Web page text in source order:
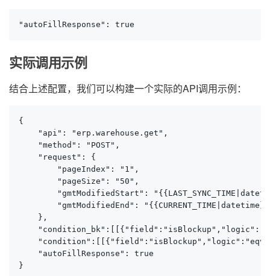
"autoFillResponse": true
实际调用示例
结合上述配置，我们可以构建一个实际的API调用示例：
{
    "api": "erp.warehouse.get",
    "method": "POST",
    "request": {
        "pageIndex": "1",
        "pageSize": "50",
"gmtModifiedStart":
"gmtModifiedEnd":
    },
    "autoFillResponse": true
}